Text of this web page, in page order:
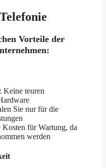
Vorteile der
: Keine teuren
Sie nur für die
Kosten für Wartung, da
werden